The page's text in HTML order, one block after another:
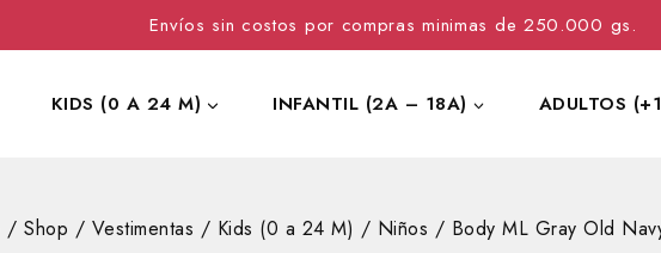
Envíos sin costos por compras minimas de 250.000 gs.
KIDS (0 A 24 M) INFANTIL (2A – 18A) ADULTOS
/ Shop / Vestimentas / Kids (0 a 24 M) / Niños / Body ML Gray Old